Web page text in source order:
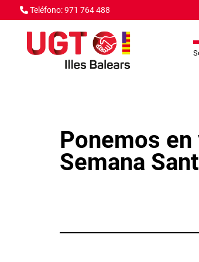
Pasar al contenido principal
Teléfono: 971 764 488
Ponemos
Semana